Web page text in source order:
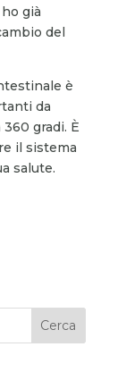
già
del
è
da
gradi. È
il sistema
salute.